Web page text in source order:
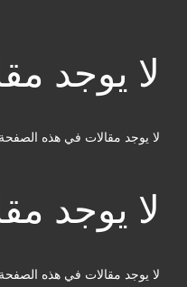
لا يوجد
لا يوجد مقالات في هذه الصفحة
لا يوجد
لا يوجد مقالات في هذه الصفحة